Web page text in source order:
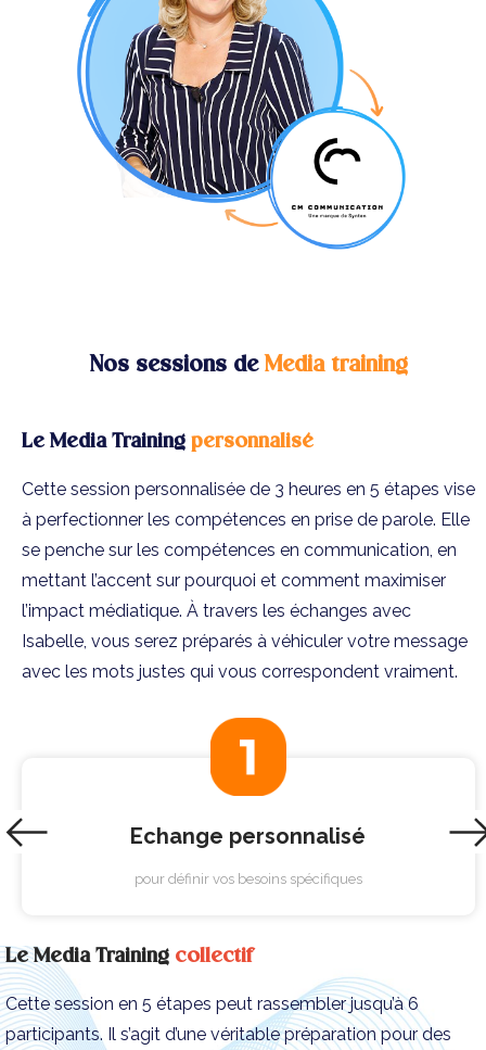
Nos sessions de Media training
Le Media Training personnalisé
Cette session personnalisée de 3 heures en 5 étapes vise
à perfectionner les compétences en prise de parole. Elle
se penche sur les compétences en communication, en
mettant l’accent sur pourquoi et comment maximiser
l’impact médiatique. À travers les échanges avec
Isabelle, vous serez préparés à véhiculer votre message
avec les mots justes qui vous correspondent vraiment.
Echange personnalisé
pour définir vos besoins spécifiques
Le Media Training collectif
Cette session en 5 étapes peut rassembler jusqu’à 6
participants. Il s’agit d’une véritable préparation pour des